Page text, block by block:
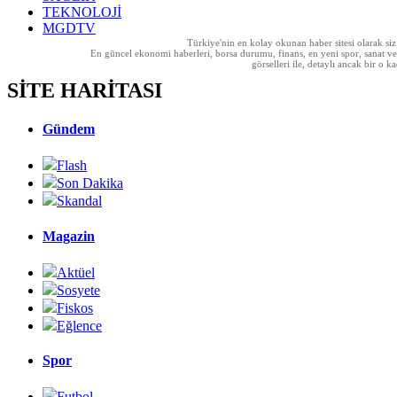
TEKNOLOJİ
MGDTV
Türkiye'nin en kolay okunan haber sitesi olarak siz
En güncel ekonomi haberleri, borsa durumu, finans, en yeni spor, sanat
görselleri ile, detaylı ancak bir o
SİTE HARİTASI
Gündem
Flash
Son Dakika
Skandal
Magazin
Aktüel
Sosyete
Fiskos
Eğlence
Spor